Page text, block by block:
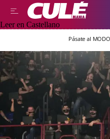
Leer en Castellano
Pásate al